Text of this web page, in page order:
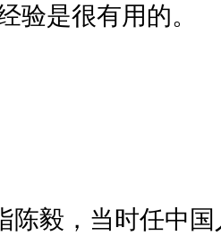
验是很有用的。
陈毅，当时任中